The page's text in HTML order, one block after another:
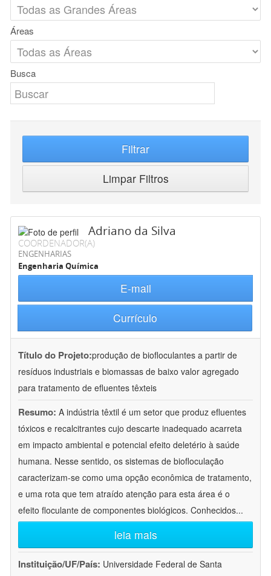
Áreas
Busca
Filtrar
Limpar Filtros
Adriano da Silva
COORDENADOR(A)
ENGENHARIAS
Engenharia Química
E-mail
Currículo
Título do Projeto:produção de biofloculantes a partir de
resíduos industriais e biomassas de baixo valor agregado
para tratamento de efluentes têxteis
Resumo: A indústria têxtil é um setor que produz efluentes
tóxicos e recalcitrantes cujo descarte inadequado acarreta
em impacto ambiental e potencial efeito deletério à saúde
humana. Nesse sentido, os sistemas de biofloculação
caracterizam-se como uma opção econômica de tratamento,
e uma rota que tem atraído atenção para esta área é o
efeito floculante de componentes biológicos. Conhecidos...
leia mais
Instituição/UF/País: Universidade Federal de Santa